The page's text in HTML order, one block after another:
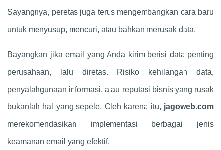
Sayangnya, peretas juga terus mengembangkan cara baru
untuk menyusup, mencuri, atau bahkan merusak data.
Bayangkan jika email yang Anda kirim berisi data penting
perusahaan, lalu diretas. Risiko kehilangan data,
penyalahgunaan informasi, atau reputasi bisnis yang rusak
bukanlah hal yang sepele. Oleh karena itu, jagoweb.com
merekomendasikan implementasi berbagai jenis
keamanan email yang efektif.